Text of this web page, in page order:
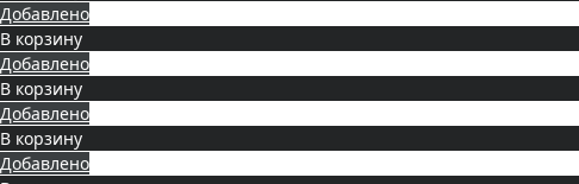
Добавлено
В корзину
Добавлено
В корзину
Добавлено
В корзину
Добавлено